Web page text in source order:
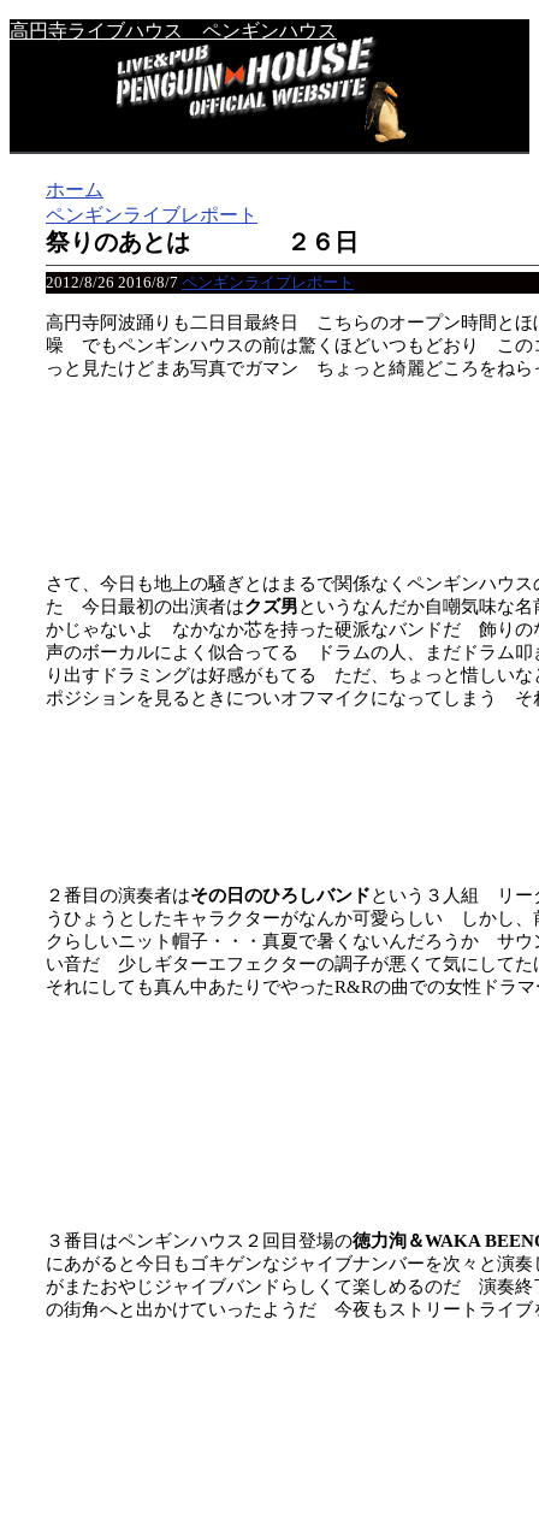
高円寺ライブハウス ペンギンハウス
ホーム
ペンギンライブレポート
祭りのあとは ２６日
2012/8/26 2016/8/7 ペンギンライブレポート
高円寺阿波踊りも二日目最終日 こちらのオープン時間とほ
噪 でもペンギンハウスの前は驚くほどいつもどおり こ
っと見たけどまあ写真でガマン ちょっと綺麗どころをねら
さて、今日も地上の騒ぎとはまるで関係なくペンギンハウ
た 今日最初の出演者はクズ男というなんだか自嘲気味な
かじゃないよ なかなか芯を持った硬派なバンドだ 飾りの
声のボーカルによく似合ってる ドラムの人、まだドラム叩
り出すドラミングは好感がもてる ただ、ちょっと惜しい
ポジションを見るときについオフマイクになってしまう
２番目の演奏者はその日のひろしバンドという３人組 リー
うひょうとしたキャラクターがなんか可愛らしい しかし
クらしいニット帽子・・・真夏で暑くないんだろうか サ
い音だ 少しギターエフェクターの調子が悪くて気にして
それにしても真ん中あたりでやったR&Rの曲での女性ドラ
３番目はペンギンハウス２回目登場の徳力洵＆WAKA
にあがると今日もゴキゲンなジャイブナンバーを次々と演
がまたおやじジャイブバンドらしくて楽しめるのだ 演奏
の街角へと出かけていったようだ 今夜もストリートライブ